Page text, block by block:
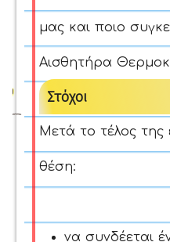
μας και ποιο
Αισθητήρα
Στόχοι
Μετά το τέλος της
θέση:
να συνδέεται